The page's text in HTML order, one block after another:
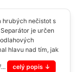
hrubých nečistot s
je určen
hlavu nad tím, jak
celý popis